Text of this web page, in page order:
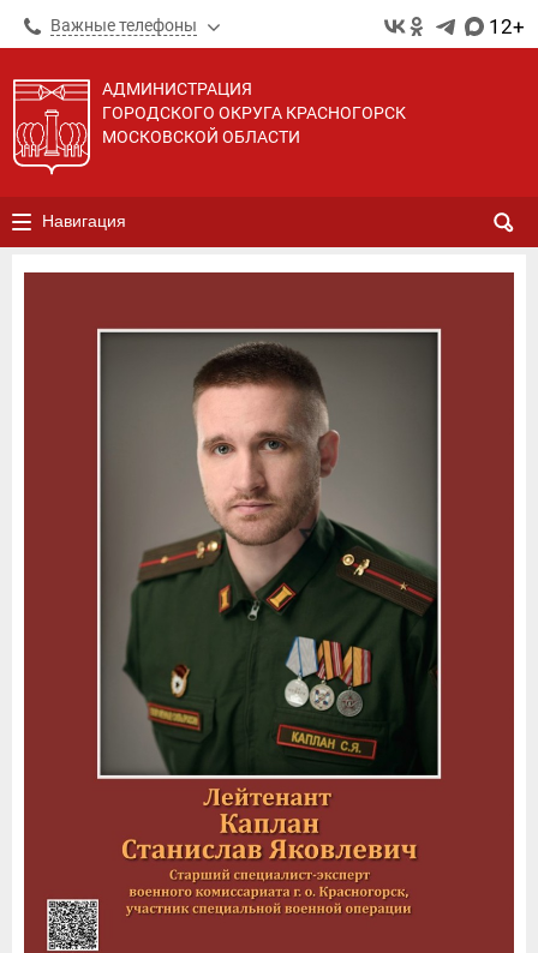
Важные телефоны 12+
АДМИНИСТРАЦИЯ
ГОРОДСКОГО ОКРУГА КРАСНОГОРСК
МОСКОВСКОЙ ОБЛАСТИ
Навигация